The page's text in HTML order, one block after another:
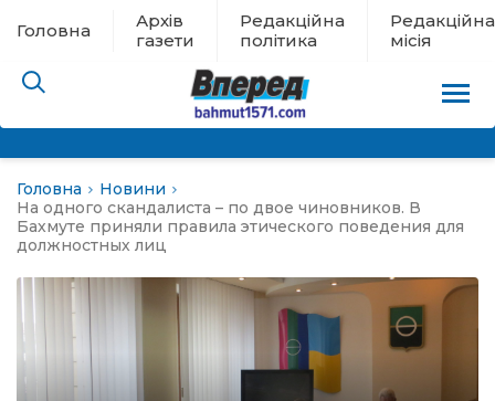
Головна
Архів
газети
Редакційна
політика
Редакційна
місія
евакуації
новини
Головна
Новини
На одного скандалиста – по двое чиновников. В
Бахмуте приняли правила этического поведения для
должностных лиц